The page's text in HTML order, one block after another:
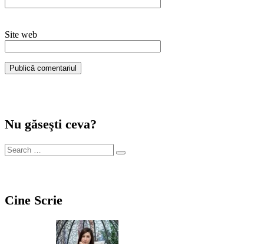
Site web
Nu găseşti ceva?
Cine Scrie